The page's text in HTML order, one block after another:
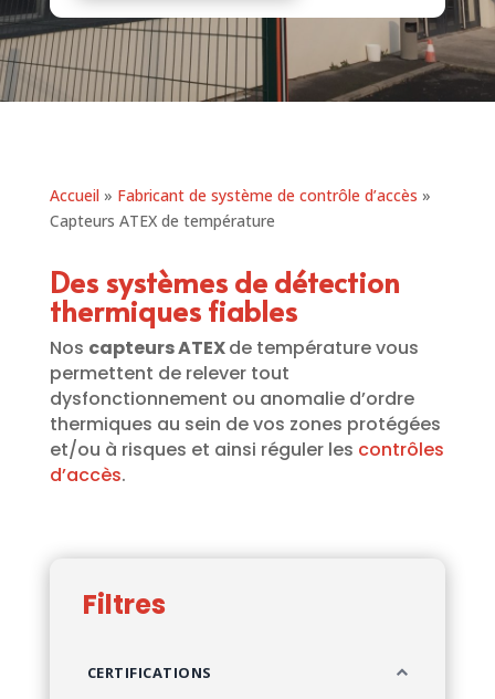
Accueil » Fabricant de système de contrôle d’accès »
Capteurs ATEX de température
Des systèmes de détection
thermiques fiables
Nos capteurs ATEXde température vous
permettent de relever tout
dysfonctionnement ou anomalie d’ordre
thermiques au sein de vos zones protégées
et/ou à risques et ainsi réguler les contrôles
d’accès.
Filtres
CERTIFICATIONS